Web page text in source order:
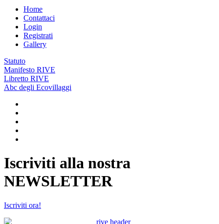
Home
Contattaci
Login
Registrati
Gallery
Statuto
Manifesto RIVE
Libretto RIVE
Abc degli Ecovillaggi
Iscriviti alla nostra
NEWSLETTER
Iscriviti ora!